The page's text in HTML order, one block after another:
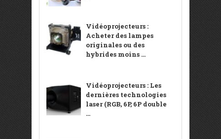
Vidéoprojecteurs :
Acheter des lampes
originales ou des
hybrides moins ...
Vidéoprojecteurs : Les
dernières technologies
laser (RGB, 6P, 6P double
...